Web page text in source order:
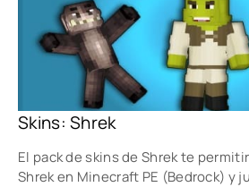
Skins: Shrek
El pack de skins de Shrek te
Shrek en Minecraft PE (Bedrock) y